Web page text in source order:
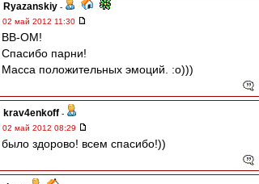
Ryazanskiy -
02 май 2012 11:30
ВВ-ОМ!
Спасибо парни!
Масса положительных эмоций. :о)))
krav4enkoff -
02 май 2012 08:29
было здорово! всем спасибо!))